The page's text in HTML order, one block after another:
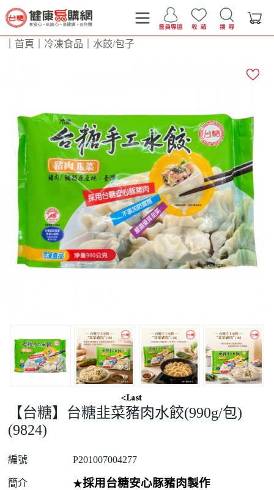
首頁 冷凍食品 水餃/包子
【台糖】台糖韭菜豬肉水餃(990g/包)
(9824)
編號 P201007004277
簡介 ★採用台糖安心豚豬肉製作